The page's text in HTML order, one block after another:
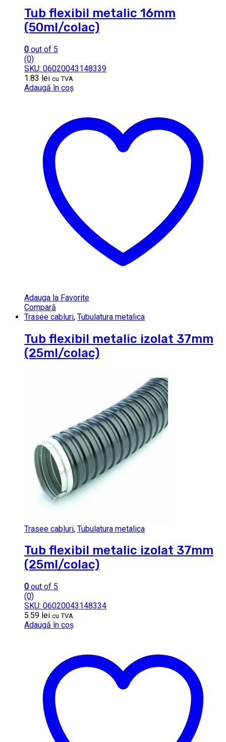
Tub flexibil metalic 16mm
(50ml/colac)
0 out of 5
(0)
SKU: 06020043148339
1.83 lei cu TVA
Adaugă în coș
Adauga la Favorite
Compară
Trasee cabluri, Tubulatura metalica
Tub flexibil metalic izolat 37mm
(25ml/colac)
Trasee cabluri, Tubulatura metalica
Tub flexibil metalic izolat 37mm
(25ml/colac)
0 out of 5
(0)
SKU: 06020043148334
5.59 lei cu TVA
Adaugă în coș